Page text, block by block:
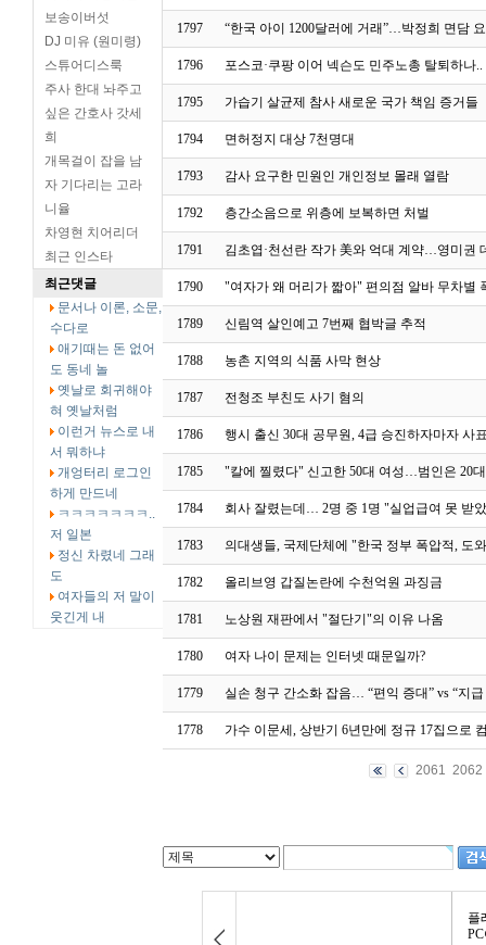
보송이버섯
DJ 미유 (원미령)
스튜어디스룩
주사 한대 놔주고
싶은 간호사 갓세
희
개목걸이 잡을 남
자 기다리는 고라
니율
차영현 치어리더
최근 인스타
최근댓글
문서나 이론, 소문,
수다로
애기때는 돈 없어
도 동네 놀
옛날로 회귀해야
혀 옛날처럼
이런거 뉴스로 내
서 뭐하냐
개엉터리 로그인
하게 만드네
ㅋㅋㅋㅋㅋㅋㅋ..
저 일본
정신 차렸네 그래
도
여자들의 저 말이
웃긴게 내
1797 “한국 아이 1200달러에 거래”…박정희 면담
1796 포스코·쿠팡 이어 넥슨도 민주노총 탈퇴하
1795 가습기 살균제 참사 새로운 국가 책임 증거들
1794 면허정지 대상 7천명대
1793 감사 요구한 민원인 개인정보 몰래 열람
1792 층간소음으로 위층에 보복하면 처벌
1791 김초엽·천선란 작가 美와 억대 계약…영미권
1790 "여자가 왜 머리가 짧아" 편의점 알바 무차별
1789 신림역 살인예고 7번째 협박글 추적
1788 농촌 지역의 식품 사막 현상
1787 전청조 부친도 사기 혐의
1786 행시 출신 30대 공무원, 4급 승진하자마자 사
1785 "칼에 찔렸다" 신고한 50대 여성…범인은 20
1784 회사 잘렸는데… 2명 중 1명 "실업급여 못 받
1783 의대생들, 국제단체에 "한국 정부 폭압적, 도
1782 올리브영 갑질논란에 수천억원 과징금
1781 노상원 재판에서 "절단기"의 이유 나옴
1780 여자 나이 문제는 인터넷 때문일까?
1779 실손 청구 간소화 잡음… “편익 증대” vs “지
1778 가수 이문세, 상반기 6년만에 정규 17집으로
2061 2062